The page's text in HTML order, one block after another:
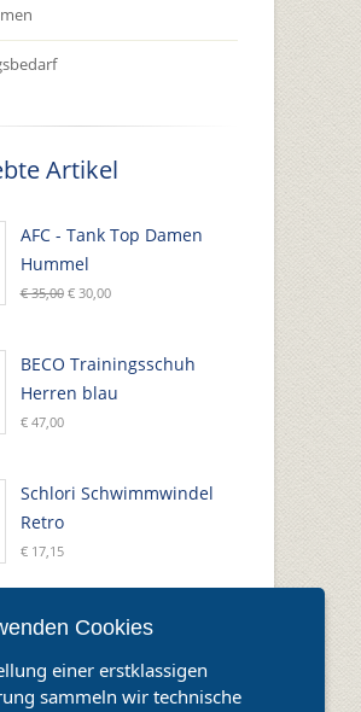
Artikel
AFC - Tank Top Damen
Hummel
€ 35,00 € 30,00
BECO Trainingsschuh
Herren blau
€ 47,00
Schlori Schwimmwindel
Retro
€ 17,15
Cookies
einer erstklassigen
sammeln wir technische